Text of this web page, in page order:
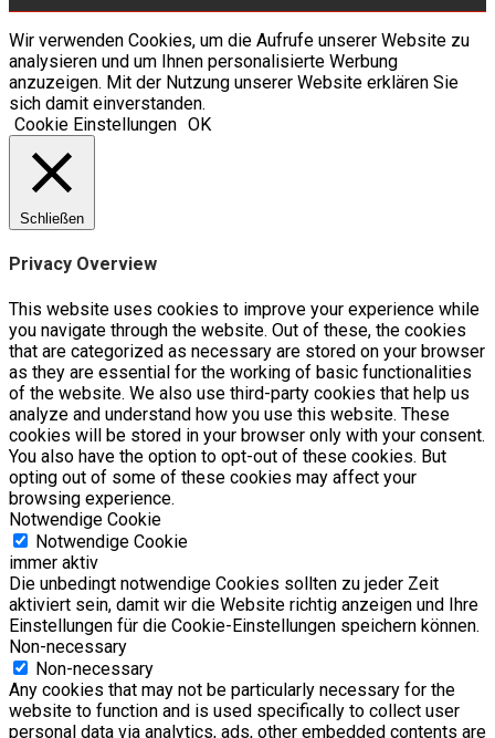
Wir verwenden Cookies, um die Aufrufe unserer Website zu
analysieren und um Ihnen personalisierte Werbung
anzuzeigen. Mit der Nutzung unserer Website erklären Sie
sich damit einverstanden.
Cookie Einstellungen OK
Schließen
Privacy Overview
This website uses cookies to improve your experience while
you navigate through the website. Out of these, the cookies
that are categorized as necessary are stored on your browser
as they are essential for the working of basic functionalities
of the website. We also use third-party cookies that help us
analyze and understand how you use this website. These
cookies will be stored in your browser only with your consent.
You also have the option to opt-out of these cookies. But
opting out of some of these cookies may affect your
browsing experience.
Notwendige Cookie
Notwendige Cookie
immer aktiv
Die unbedingt notwendige Cookies sollten zu jeder Zeit
aktiviert sein, damit wir die Website richtig anzeigen und Ihre
Einstellungen für die Cookie-Einstellungen speichern können.
Non-necessary
Non-necessary
Any cookies that may not be particularly necessary for the
website to function and is used specifically to collect user
personal data via analytics, ads, other embedded contents are